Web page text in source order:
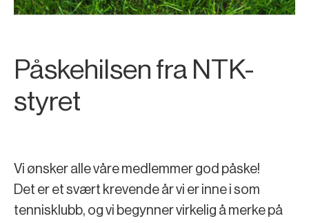
Påskehilsen fra NTK-
styret
Vi ønsker alle våre medlemmer god påske!
Det er et svært krevende år vi er inne i som
tennisklubb, og vi begynner virkelig å merke på